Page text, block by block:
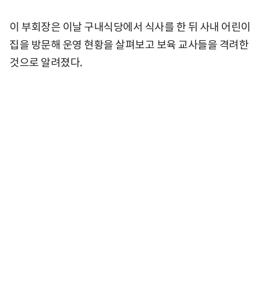
이 부회장은 이날 구내식당에서 식사를 한 뒤 사내 어린이
집을 방문해 운영 현황을 살펴보고 보육 교사들을 격려한
것으로 알려졌다.